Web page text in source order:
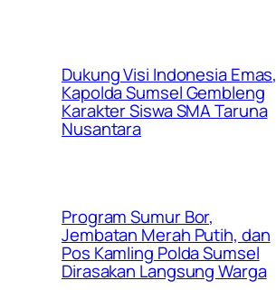
Dukung Visi Indonesia Emas,
Kapolda Sumsel Gembleng
Karakter Siswa SMA Taruna
Nusantara
Program Sumur Bor,
Jembatan Merah Putih, dan
Pos Kamling Polda Sumsel
Dirasakan Langsung Warga